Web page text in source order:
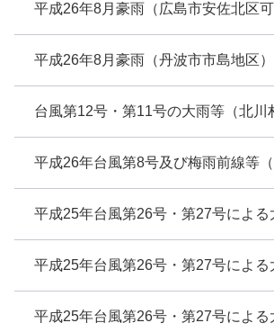
平成26年8月豪雨（広島市安佐北区
平成26年8月豪雨（丹波市市島地区
台風第12号・第11号の大雨等（北川
平成26年台風第8号及び梅雨前線等
平成25年台風第26号・第27号による
平成25年台風第26号・第27号による
平成25年台風第26号・第27号による